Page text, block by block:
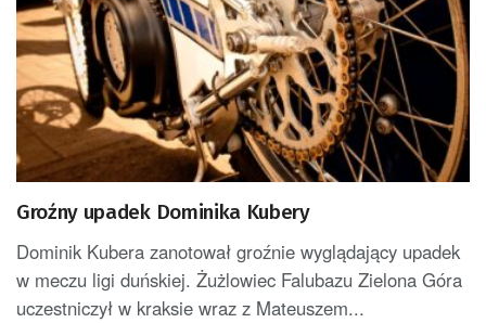
Groźny upadek Dominika Kubery
Dominik Kubera zanotował groźnie wyglądający upadek
w meczu ligi duńskiej. Żużlowiec Falubazu Zielona Góra
uczestniczył w kraksie wraz z Mateuszem...